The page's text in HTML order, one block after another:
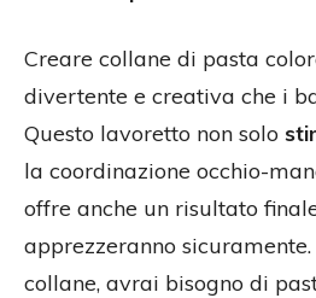
Creare collane di pasta
divertente e creativa che i
Questo lavoretto non solo
la coordinazione occhio-
offre anche un risultato
apprezzeranno
collane, avrai bisogno di